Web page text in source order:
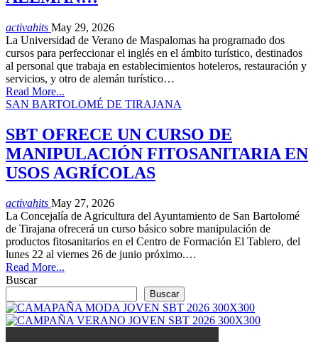
activahits May 29, 2026
La Universidad de Verano de Maspalomas ha programado dos
cursos para perfeccionar el inglés en el ámbito turístico, destinados
al personal que trabaja en establecimientos hoteleros, restauración y
servicios, y otro de alemán turístico…
Read More...
SAN BARTOLOMÉ DE TIRAJANA
SBT OFRECE UN CURSO DE
MANIPULACIÓN FITOSANITARIA EN
USOS AGRÍCOLAS
activahits May 27, 2026
La Concejalía de Agricultura del Ayuntamiento de San Bartolomé
de Tirajana ofrecerá un curso básico sobre manipulación de
productos fitosanitarios en el Centro de Formación El Tablero, del
lunes 22 al viernes 26 de junio próximo.…
Read More...
Buscar
Buscar